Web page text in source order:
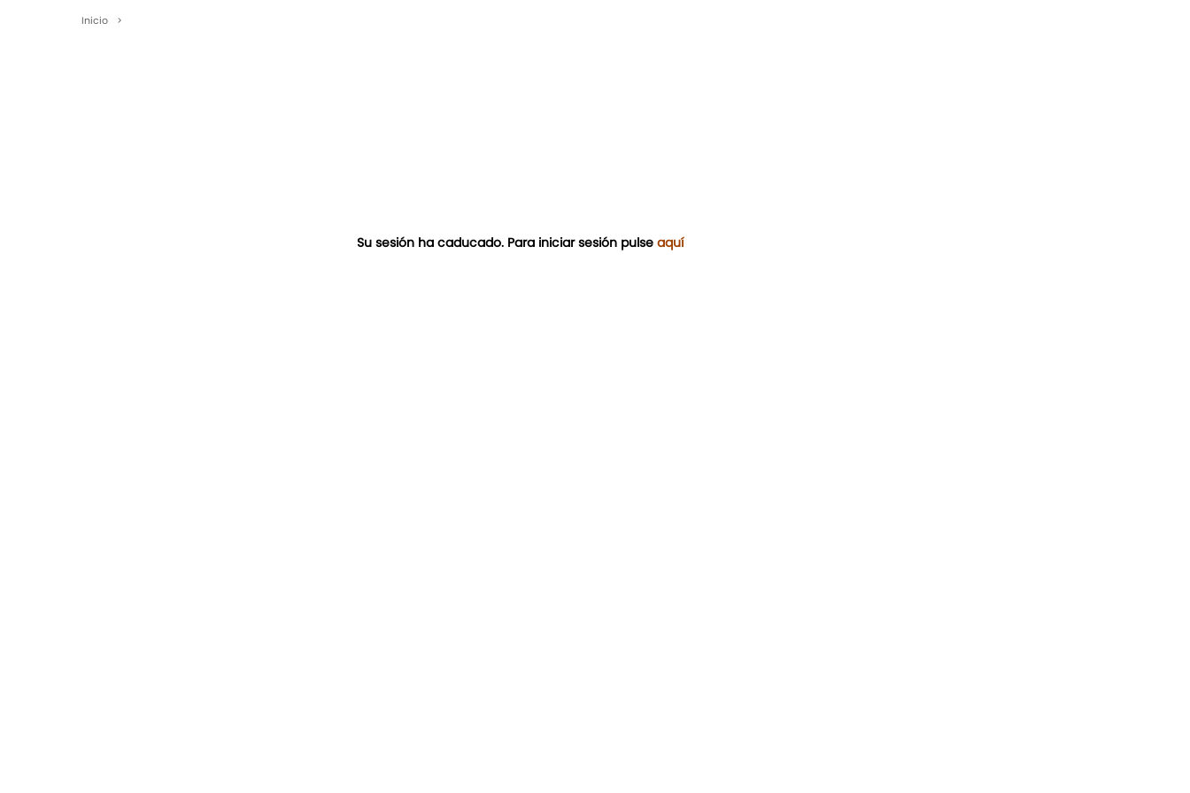
Inicio >
Su sesión ha caducado. Para iniciar sesión pulse aquí